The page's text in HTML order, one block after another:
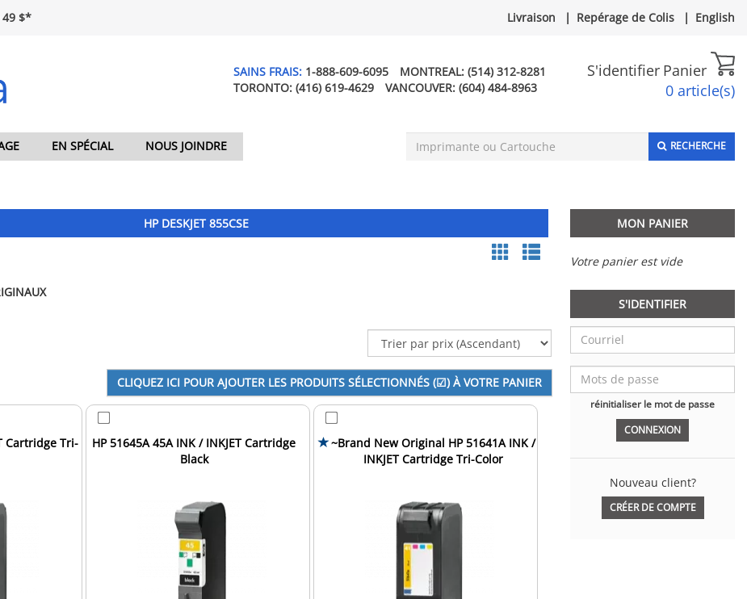
49 $* Livraison | Repérage de Colis | English
SAINS FRAIS: 1-888-609-6095 MONTREAL: (514) 312-8281
TORONTO: (416) 619-4629 VANCOUVER: (604) 484-8963
S'identifier Panier
0 article(s)
EN SPÉCIAL NOUS JOINDRE RECHERCHE
HP DESKJET 855CSE
Cartridge Tri-
HP 51645A 45A INK / INKJET Cartridge
Black
~Brand New Original HP 51641A INK /
INKJET Cartridge Tri-Color
MON PANIER
Votre panier est vide
S'IDENTIFIER
réinitialiser le mot de passe
Nouveau client?
CRÉER DE COMPTE